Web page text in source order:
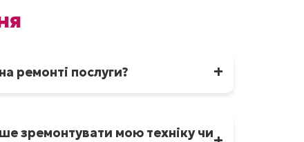
ремонті послуги?
зремонтувати мою техніку чи